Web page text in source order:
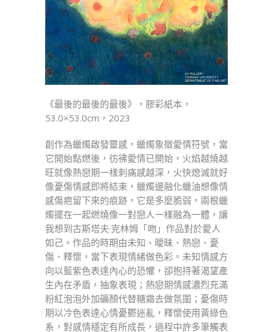
《最後的最後的最後》，膠彩紙本，
53.0×53.0cm，2023
創作為蠟燭啟發靈感，蠟燭象徵愛情符號，當
它開始點燃後，彷彿愛情已開始，火焰越燒越
旺就像熱戀期一樣刺痛感越深，火快熄滅就好
像憂傷情感即將結束，蠟燭邊融化蠟油想像情
感傷疤留下來的痕跡，它是多麼脆弱，兩根蠟
燭擺在一起燃燒像一對戀人一樣融為一體，讓
我想到古斯塔夫·克林姆「吻」作品對於愛人
如己。作品的時期由未知、曖昧、熱戀、憂
傷、釋懷，當下表現情緒做色彩。未知情感方
向以藍紫色表達內心的恐懼，卻抱持著渴望產
生內在矛盾，抽象表現；熱戀期情感濃烈充滿
粉紅泡泡外加礦顏代替糖霜去做氛圍；憂傷時
期以冷色表達心情憂鬱迷亂，釋懷使用黃綠色
系，對感情穩定有所成長，過程中許多筆觸表